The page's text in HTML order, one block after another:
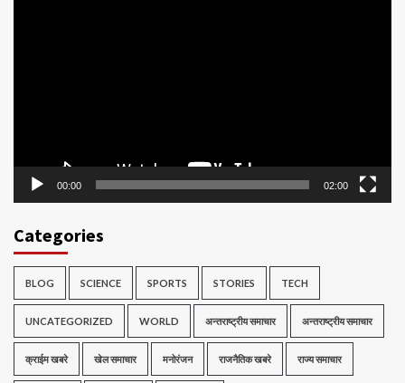
00:00 02:00
Categories
BLOG SCIENCE SPORTS STORIES TECH
UNCATEGORIZED WORLD अन्तराष्ट्रीय समाचार अन्तराष्ट्रीय समाचार
क्राईम खबरे खेल समाचार मनोरंजन राजनैतिक खबरे राज्य समाचार